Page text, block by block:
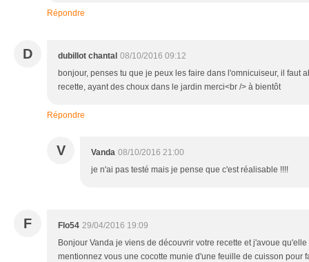
Répondre
D dubillot chantal 08/10/2016 09:12
bonjour, penses tu que je peux les faire dans l'omnicuiseur, il faut
recette, ayant des choux dans le jardin merci<br /> à bientôt
Répondre
V Vanda 08/10/2016 21:00
je n'ai pas testé mais je pense que c'est réalisable !!!!
F Flo54 29/04/2016 19:09
Bonjour Vanda je viens de découvrir votre recette et j'avoue
mentionnez vous une cocotte munie d'une feuille de cuisson pour